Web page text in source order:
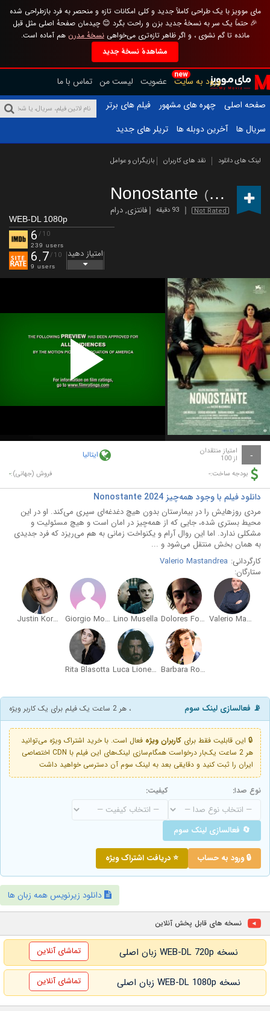
مای موویز با یک طراحی کاملاً جدید و کلی امکانات تازه و منحصر به فرد بازطراحی شده
🎉 حتماً یک سر به نسخهٔ جدید بزن و راحت بگرد 😊 چیدمان صفحهٔ اصلی مثل قبل
مانده تا گم نشوی ، و اگر ظاهر تازه‌تری می‌خواهینسخهٔ مدرن هم آماده است.
مشاهدهٔ نسخهٔ جدید
new
ورود به سایت عضویت لیست من تماس با ما
صفحه اصلی
چهره های مشهور
فیلم های برتر
سریال ها
آخرین دوبله ها تریلر های جدید
لینک های دانلود نقد های کاربران بازیگران و عوامل
Nonostante (2024)
Not Rated 93 دقیقه فانتزی,درام
WEB-DL 1080p
6 /10
239 users
6.7/10
9 users
امتیاز دهید
Play
Video
- امتیاز منتقدان
از 100 ایتالیا
بودجه ساخت:- فروش (جهانی):-
دانلود فیلم با وجود همه‌چیز Nonostante 2024
مردی روزهایش را در بیمارستان بدون هیچ دغدغه‌ای سپری می‌کند. او در این
محیط بستری شده، جایی که از همه‌چیز در امان است و هیچ مسئولیت و
مشکلی ندارد. اما این روال آرام و یکنواخت زمانی به هم می‌ریزد که فرد جدیدی
به همان بخش منتقل می‌شود و ...
کارگردانی: Valerio Mastandrea
ستارگان:
Valerio Mastandrea
Dolores Fonzi
Lino Musella
Giorgio Montanini
Justin Korovkin
Barbara Ronchi
Luca Lionello
Rita Blasotta
📡 فعالسازی لینک سوم ، هر 2 ساعت یک فیلم برای یک کاربر ویژه
🔒 این قابلیت فقط برای کاربران ویژه فعال است. با خرید اشتراک ویژه می‌توانید
هر 2 ساعت یک‌بار درخواست همگام‌سازی لینک‌های این فیلم با CDN اختصاصی
ایران را ثبت کنید و دقایقی بعد به لینک سوم آن دسترسی خواهید داشت
نوع صدا: کیفیت:
🔄 فعالسازی لینک سوم
🔒 ورود به حساب ⭐ دریافت اشتراک ویژه
دانلود زیرنویس همه زبان ها
نسخه های قابل پخش آنلاین
نسخه WEB-DL 720p زبان اصلی تماشای آنلاین
نسخه WEB-DL 1080p زبان اصلی تماشای آنلاین